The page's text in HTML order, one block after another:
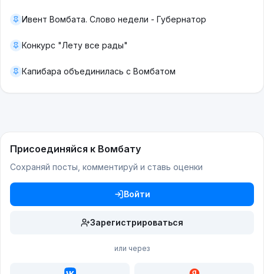
Ивент Вомбата. Слово недели - Губернатор
Конкурс "Лету все рады"
Капибара объединилась с Вомбатом
Присоединяйся к Вомбату
Сохраняй посты, комментируй и ставь оценки
Войти
Зарегистрироваться
или через